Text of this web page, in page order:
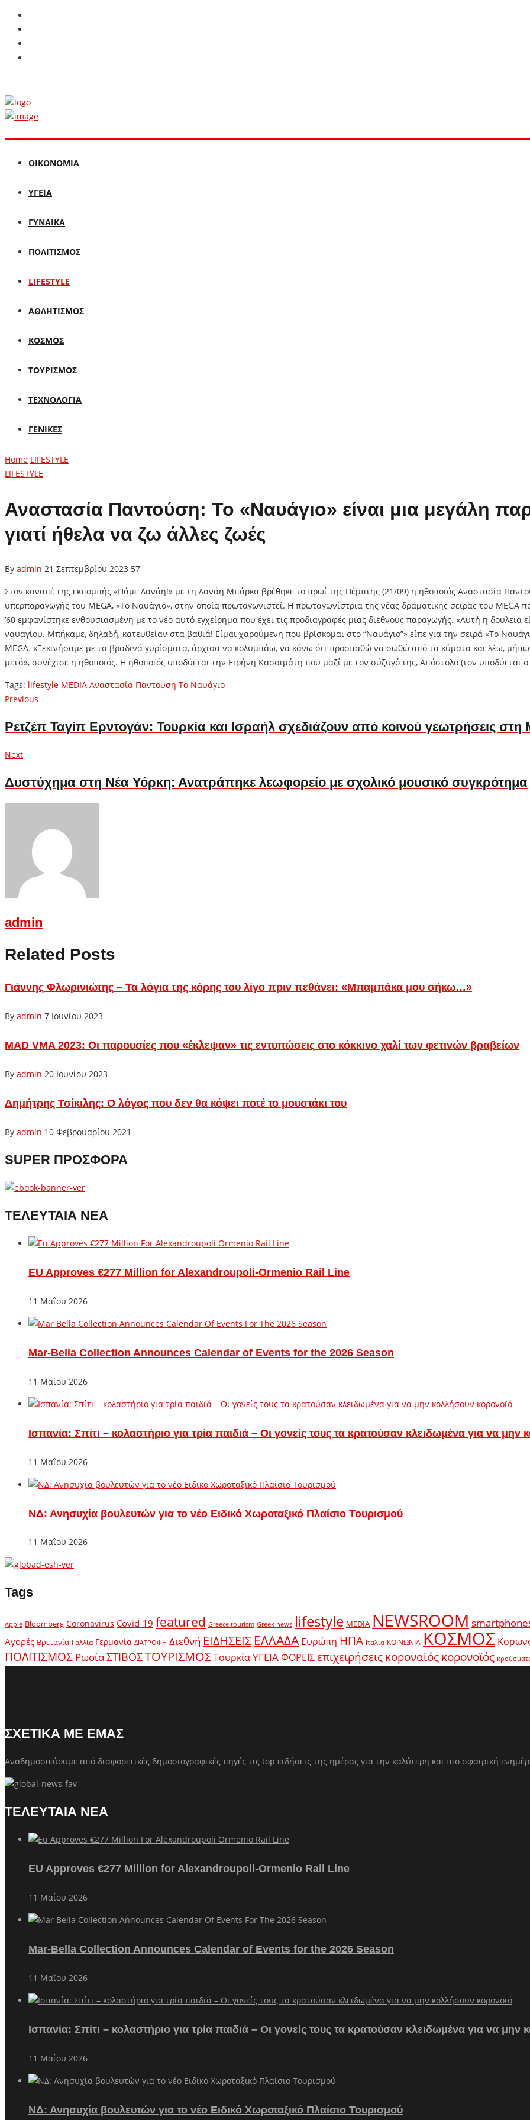
ΟΙΚΟΝΟΜΙΑ
ΥΓΕΙΑ
ΓΥΝΑΙΚΑ
ΠΟΛΙΤΙΣΜΟΣ
LIFESTYLE
ΑΘΛΗΤΙΣΜΟΣ
ΚΟΣΜΟΣ
ΤΟΥΡΙΣΜΟΣ
ΤΕΧΝΟΛΟΓΙΑ
ΓΕΝΙΚΕΣ
Home LIFESTYLE
LIFESTYLE
Αναστασία Παντούση: Το «Ναυάγιο» είναι μια μεγάλη
γιατί ήθελα να ζω άλλες ζωές
By admin 21 Σεπτεμβρίου 2023 57
Στον καναπέ της εκπομπής «Πάμε Δανάη!» με τη Δανάη Μπάρκα βρέθηκε το πρωί της Πέμπτης (21/09) η ηθοποιός Αναστασία
υπερπαραγωγής του MEGA, «Το Ναυάγιο», στην οποία πρωταγωνιστεί. Η πρωταγωνίστρια της νέας δραματικής σειράς του MEGA
’60 εμφανίστηκε ενθουσιασμένη με το νέο αυτό εγχείρημα που έχει τις προδιαγραφές μιας διεθνούς παραγωγής. «Αυτή η
ναυαγίου. Μπήκαμε, δηλαδή, κατευθείαν στα βαθιά! Είμαι χαρούμενη που βρίσκομαι στο “Ναυάγιο”» είπε για την σειρά «Το
MEGA. «Ξεκινήσαμε με τα βραδινά γυρίσματα, άρχισα να κολυμπάω, να κάνω ότι προσπαθώ να σωθώ από τα κύματα και λέω,
μετά», συνέχισε η ηθοποιός. Η ηθοποιός υποδύεται την Ειρήνη Κασσιμάτη που μαζί με τον σύζυγό της, Απόστολο (τον υποδύεται
Tags: lifestyle MEDIA Αναστασία Παντούση Το Ναυάγιο
Πλοήγηση
άρθρων
Previous
Ρετζέπ Ταγίπ Ερντογάν: Τουρκία και Ισραήλ σχεδιάζουν από κοινού γεωτρήσεις στη
NextNext
Δυστύχημα στη Νέα Υόρκη: Ανατράπηκε λεωφορείο με σχολικό μουσικό συγκρότημα
admin
Related Posts
Γιάννης Φλωρινιώτης – Τα λόγια της κόρης του λίγο πριν πεθάνει: «Μπαμπάκα μου σήκω…»
By admin 7 Ιουνίου 2023
MAD VMA 2023: Οι παρουσίες που «έκλεψαν» τις εντυπώσεις στο κόκκινο χαλί των φετινών βραβείων
By admin 20 Ιουνίου 2023
Δημήτρης Τσίκιλης: Ο λόγος που δεν θα κόψει ποτέ το μουστάκι του
By admin 10 Φεβρουαρίου 2021
SUPER ΠΡΟΣΦΟΡΑ
ΤΕΛΕΥΤΑΙΑ ΝΕΑ
EU Approves €277 Million for Alexandroupoli-Ormenio Rail Line
11 Μαΐου 2026
Mar-Bella Collection Announces Calendar of Events for the 2026 Season
11 Μαΐου 2026
Ισπανία: Σπίτι – κολαστήριο για τρία παιδιά – Οι γονείς τους τα κρατούσαν κλειδωμένα για να μην
11 Μαΐου 2026
ΝΔ: Ανησυχία βουλευτών για το νέο Ειδικό Χωροταξικό Πλαίσιο Τουρισμού
11 Μαΐου 2026
Tags
Apple Bloomberg Coronavirus Covid-19 featured Greece tourism Greek news lifestyle MEDIA NEWSROOM
Αγορές Βρετανία Γαλλία Γερμανία ΔΙΑΤΡΟΦΗ Διεθνή ΕΙΔΗΣΕΙΣ ΕΛΛΑΔΑ Ευρώπη ΗΠΑ Ιταλία ΚΟΙΝΩΝΙΑ ΚΟΣΜΟΣ
ΠΟΛΙΤΙΣΜΟΣ ΡωσίαΣΤΙΒΟΣΤΟΥΡΙΣΜΟΣΤουρκίαΥΓΕΙΑΦΟΡΕΙΣεπιχειρήσειςκοροναϊόςκορονοϊός
ΣΧΕΤΙΚΑ ΜΕ ΕΜΑΣ
Αναδημοσιεύουμε από διαφορετικές δημοσιογραφικές πηγές τις top ειδήσεις της ημέρας για την καλύτερη και πιο σφαιρική
ΤΕΛΕΥΤΑΙΑ ΝΕΑ
EU Approves €277 Million for Alexandroupoli-Ormenio Rail Line
11 Μαΐου 2026
Mar-Bella Collection Announces Calendar of Events for the 2026 Season
11 Μαΐου 2026
Ισπανία: Σπίτι – κολαστήριο για τρία παιδιά – Οι γονείς τους τα κρατούσαν κλειδωμένα για να μην
11 Μαΐου 2026
ΝΔ: Ανησυχία βουλευτών για το νέο Ειδικό Χωροταξικό Πλαίσιο Τουρισμού